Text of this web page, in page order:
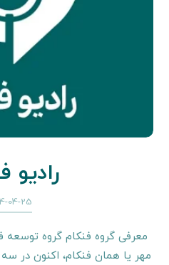
رادیو
04-25
معرفی گروه فنکام گروه توسعه
مهر یا همان فنکام، اکنون در